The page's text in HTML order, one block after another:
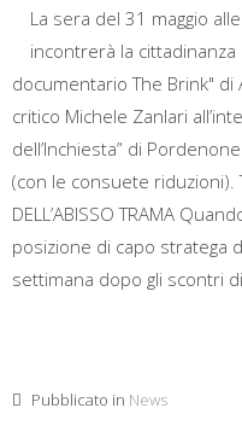
La sera del 31 maggio
incontrerà la
documentario The Brink" di
critico Michele Zanlari
dell’Inchiesta” di
(con le consuete riduzioni).
DELL’ABISSO TRAMA
posizione di capo stratega
settimana dopo gli scontri
Pubblicato in News